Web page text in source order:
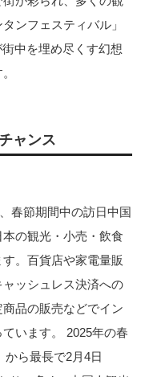
ンフェスティバル」
中を埋め尽くす幻想
ャンス
春節期間中の訪日中国
の観光・小売・飲食
。百貨店や家電量販
ッシュレス決済への
品の販売などでイン
います。 2025年の春
から最長で2月4日